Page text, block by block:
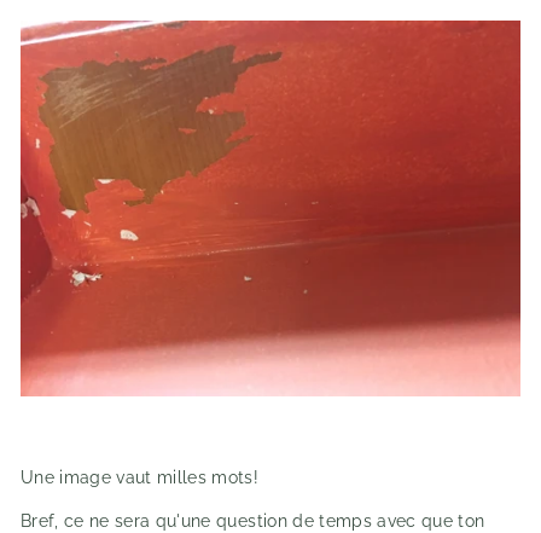
Une image vaut milles mots!
Bref, ce ne sera qu'une question de temps avec que ton